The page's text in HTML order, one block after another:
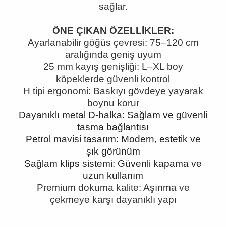
sağlar.
ÖNE ÇIKAN ÖZELLİKLER:
Ayarlanabilir göğüs çevresi: 75–120 cm
aral ığında geniş uyum
25 mm kayış genişliği: L–XL boy
köpeklerde güvenli kontrol
H tipi ergonomi: Baskıyı gövdeye yayarak
boynu korur
Dayanıklı metal D-halka: Sağlam ve güvenli
tasma bağlantısı
Petrol mavisi tasarım: Modern, estetik ve
şık görünüm
Sağlam klips sistemi: Güvenli kapama ve
uzun kullanım
Premium dokuma kalite: Aşınma ve
çekmeye karşı dayanıklı yapı